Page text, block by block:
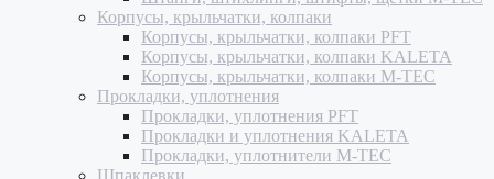
Корпусы, крыльчатки, колпаки
Корпусы, крыльчатки, колпаки PFT
Корпусы, крыльчатки, колпаки KALETA
Корпусы, крыльчатки, колпаки M-TEC
Прокладки, уплотнения
Прокладки, уплотнения PFT
Прокладки и уплотнения KALETA
Прокладки, уплотнители M-TEC
Шпаклевки